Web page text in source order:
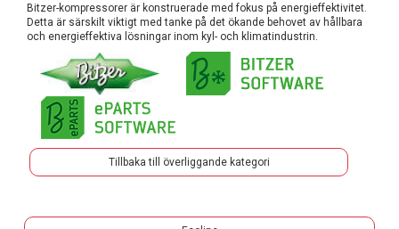
Bitzer-kompressorer är konstruerade med fokus på energieffektivitet.
Detta är särskilt viktigt med tanke på det ökande behovet av hållbara
och energieffektiva lösningar inom kyl- och klimatindustrin.
Tillbaka till överliggande kategori